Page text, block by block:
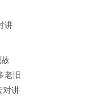
讲
老旧
对讲